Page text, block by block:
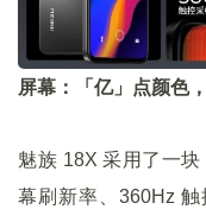
屏幕：「亿」点颜色
魅族 18X 采用了一
幕刷新率、360Hz